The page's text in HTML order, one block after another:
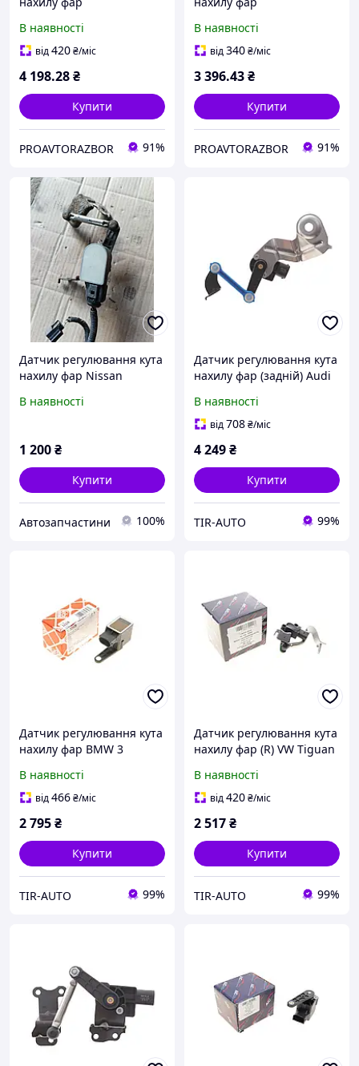
В наявності
від420₴/міс
4 198.28₴
Купити
PROAVTORAZBOR 91%
В наявності
від340₴/міс
3 396.43₴
Купити
PROAVTORAZBOR 91%
Датчик регулювання кута
нахилу фар Nissan
В наявності
1 200₴
Купити
Автозапчастини 100%
Датчик регулювання кута
нахилу фар (задній) Audi
В наявності
від708₴/міс
4 249₴
Купити
TIR-AUTO 99%
Датчик регулювання кута
нахилу фар BMW 3
В наявності
від466₴/міс
2 795₴
Купити
TIR-AUTO 99%
Датчик регулювання кута
нахилу фар (R) VW Tiguan
В наявності
від420₴/міс
2 517₴
Купити
TIR-AUTO 99%